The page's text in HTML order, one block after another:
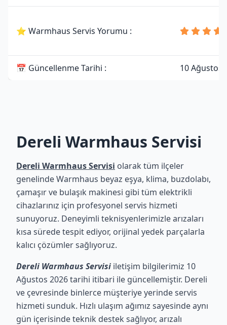
⭐ Warmhaus Servis Yorumu :
📅 Güncellenme Tarihi : 10 Ağustos
Dereli Warmhaus Servisi
Dereli Warmhaus Servisi olarak tüm ilçeler
genelinde Warmhaus beyaz eşya, klima, buzdolabı,
çamaşır ve bulaşık makinesi gibi tüm elektrikli
cihazlarınız için profesyonel servis hizmeti
sunuyoruz. Deneyimli teknisyenlerimizle arızaları
kısa sürede tespit ediyor, orijinal yedek parçalarla
kalıcı çözümler sağlıyoruz.
Dereli Warmhaus Servisi iletişim bilgilerimiz 10
Ağustos 2026 tarihi itibari ile güncellemiştir. Dereli
ve çevresinde binlerce müşteriye yerinde servis
hizmeti sunduk. Hızlı ulaşım ağımız sayesinde aynı
gün içerisinde teknik destek sağlıyor, arızalı